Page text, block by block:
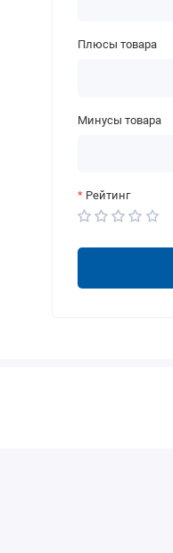
Плюсы товара
Минусы товара
Рейтинг